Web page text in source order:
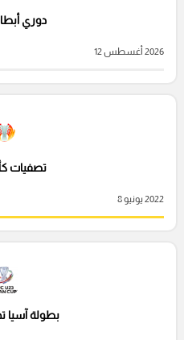
دوري
2026 أغسطس 12
تصفيات
2022 يونيو 8
بطولة آسيا تحت